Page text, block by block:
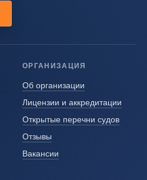
ОРГАНИЗАЦИЯ
Об организации
Лицензии и аккредитации
Открытые перечни судов
Отзывы
Вакансии